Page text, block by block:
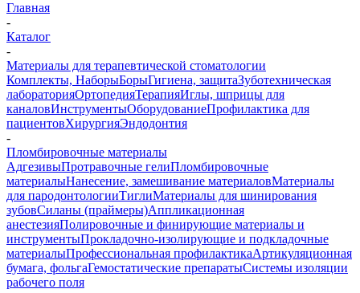
Главная
-
Каталог
-
Материалы для терапевтической стоматологии
Комплекты, НаборыБорыГигиена, защитаЗуботехническая
лабораторияОртопедияТерапияИглы, шприцы для
каналовИнструментыОборудованиеПрофилактика для
пациентовХирургияЭндодонтия
-
Пломбировочные материалы
АдгезивыПротравочные гелиПломбировочные
материалыНанесение, замешивание материаловМатериалы
для пародонтологииТиглиМатериалы для шинирования
зубовСиланы (праймеры)Аппликационная
анестезияПолировочные и финирующие материалы и
инструментыПрокладочно-изолирующие и подкладочные
материалыПрофессиональная профилактикаАртикуляционная
бумага, фольгаГемостатические препаратыСистемы изоляции
рабочего поля